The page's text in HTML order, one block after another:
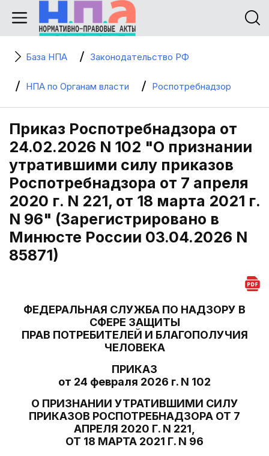
База НПА Законодательство РФ
НПА по Органам власти Роспотребнадзор
Приказ Роспотребнадзора от
24.02.2026 N 102 "О признании
утратившими силу приказов
Роспотребнадзора от 7 апреля
2020 г. N 221, от 18 марта 2021 г.
N 96" (Зарегистрировано в
Минюсте России 03.04.2026 N
85871)
ФЕДЕРАЛЬНАЯ СЛУЖБА ПО НАДЗОРУ В
СФЕРЕ ЗАЩИТЫ
ПРАВ ПОТРЕБИТЕЛЕЙ И БЛАГОПОЛУЧИЯ
ЧЕЛОВЕКА
ПРИКАЗ
от 24 февраля 2026 г. N 102
О ПРИЗНАНИИ УТРАТИВШИМИ СИЛУ
ПРИКАЗОВ РОСПОТРЕБНАДЗОРА ОТ 7
АПРЕЛЯ 2020 Г. N 221,
ОТ 18 МАРТА 2021 Г. N 96